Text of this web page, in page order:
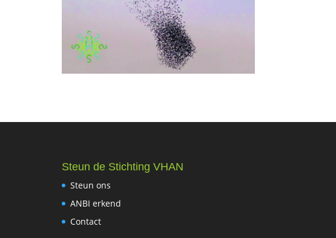
Steun de Stichting VHAN
Steun ons
ANBI erkend
Contact